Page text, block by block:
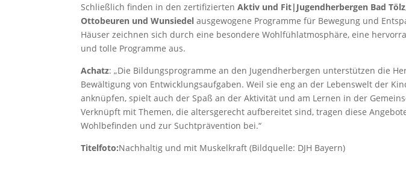
Schließlich finden in den zertifiziertenAktiv und Fit|Jugendherbergen Bad
Ottobeuren und Wunsiedel ausgewogene Programme für Bewegung und
Häuser zeichnen sich durch eine besondere Wohlfühlatmosphäre, eine
und tolle Programme aus.
Achatz: „Die Bildungsprogramme an den Jugendherbergen unterstützen die
Bewältigung von Entwicklungsaufgaben. Weil sie eng an der Lebenswelt der
anknüpfen, spielt auch der Spaß an der Aktivität und am Lernen in der
Verknüpft mit Themen, die altersgerecht aufbereitet sind, tragen diese
Wohlbefinden und zur Suchtprävention bei.“
Titelfoto:Nachhaltig und mit Muskelkraft (Bildquelle: DJH Bayern)